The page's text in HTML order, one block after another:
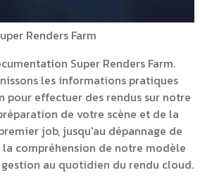
Renders Farm
Super Renders Farm.
les informations pratiques
pour effectuer des rendus sur notre
de votre scène et de la
job, jusqu'au dépannage de
compréhension de notre modèle
au quotidien du rendu cloud.